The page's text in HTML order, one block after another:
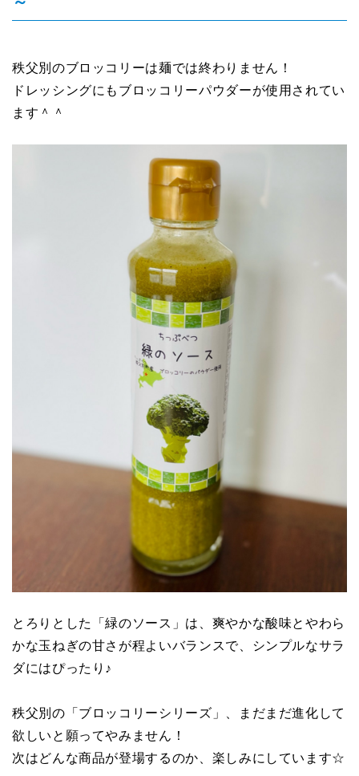
秩父別のブロッコリーは麺では終わりません！
ドレッシングにもブロッコリーパウダーが使用されてい
ます＾＾
とろりとした「緑のソース」は、爽やかな酸味とやわら
かな玉ねぎの甘さが程よいバランスで、シンプルなサラ
ダにはぴったり♪
秩父別の「ブロッコリーシリーズ」、まだまだ進化して
欲しいと願ってやみません！
次はどんな商品が登場するのか、楽しみにしています☆